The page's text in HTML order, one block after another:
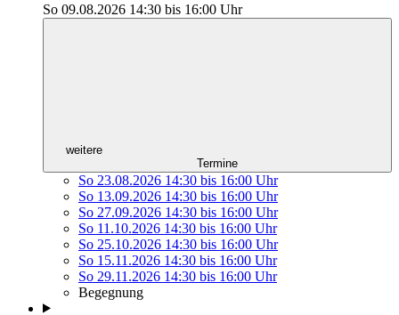
So 09.08.2026 14:30 bis 16:00 Uhr
weitere
Termine
So 23.08.2026 14:30 bis 16:00 Uhr
So 13.09.2026 14:30 bis 16:00 Uhr
So 27.09.2026 14:30 bis 16:00 Uhr
So 11.10.2026 14:30 bis 16:00 Uhr
So 25.10.2026 14:30 bis 16:00 Uhr
So 15.11.2026 14:30 bis 16:00 Uhr
So 29.11.2026 14:30 bis 16:00 Uhr
Begegnung